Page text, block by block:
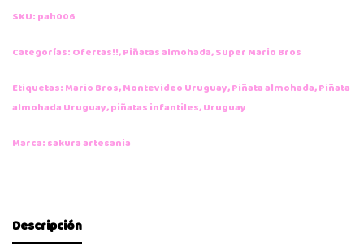
SKU: pah006
Categorías: Ofertas!!,Piñatas almohada,Super Mario Bros
Etiquetas: Mario Bros,Montevideo Uruguay,Piñata almohada,Piñata
almohada Uruguay,piñatas infantiles,Uruguay
Marca: sakura artesania
Descripción